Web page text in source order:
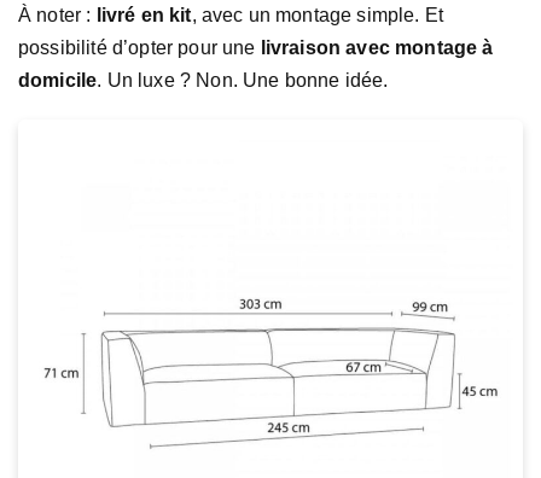
À noter : livré en kit, avec un montage simple. Et
possibilité d’opter pour une livraison avec montage à
domicile. Un luxe ? Non. Une bonne idée.